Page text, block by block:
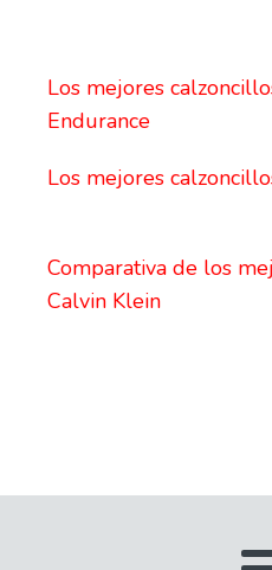
Los mejores
Endurance
Los mejores
Comparativa de los
Calvin Klein